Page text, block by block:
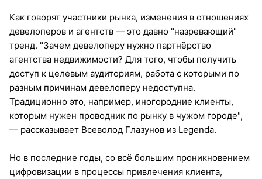
Как говорят участники рынка, изменения в отношениях
девелоперов и агентств — это давно "назревающий"
тренд. "Зачем девелоперу нужно партнёрство
агентства недвижимости? Для того, чтобы получить
доступ к целевым аудиториям, работа с которыми по
разным причинам девелоперу недоступна.
Традиционно это, например, иногородние клиенты,
которым нужен проводник по рынку в чужом городе",
— рассказывает Всеволод Глазунов из Legenda.
Но в последние годы, со всё большим проникновением
цифровизации в процессы привлечения клиента,